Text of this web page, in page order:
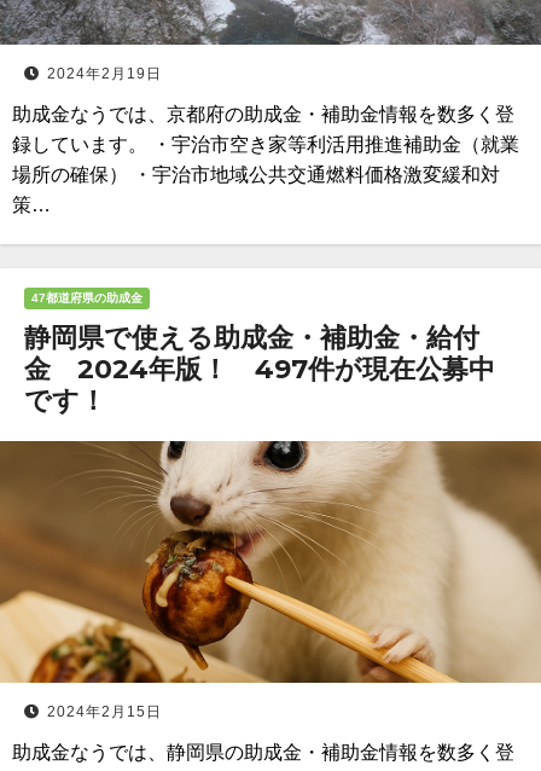
2024年2月19日
助成金なうでは、京都府の助成金・補助金情報を数多く登
録しています。 ・宇治市空き家等利活用推進補助金（就業
場所の確保） ・宇治市地域公共交通燃料価格激変緩和対
策…
47都道府県の助成金
静岡県で使える助成金・補助金・給付
金 2024年版！ 497件が現在公募中
です！
2024年2月15日
助成金なうでは、静岡県の助成金・補助金情報を数多く登